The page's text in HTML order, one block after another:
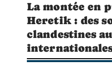
La montée en
Heretik : des
clandestines